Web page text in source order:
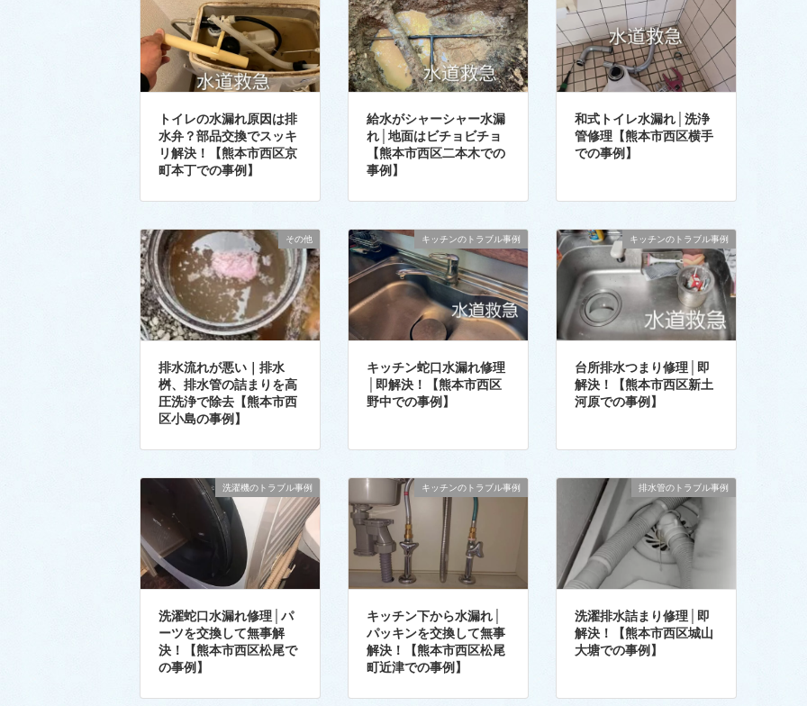
トイレの水漏れ原因は排
水弁？部品交換でスッキ
リ解決！【熊本市西区京
町本丁での事例】
給水がシャーシャー水漏
れ│地面はビチョビチョ
【熊本市西区二本木での
事例】
和式トイレ水漏れ│洗浄
管修理【熊本市西区横手
での事例】
その他
排水流れが悪い｜排水
桝、排水管の詰まりを高
圧洗浄で除去【熊本市西
区小島の事例】
キッチンのトラブル事例
キッチン蛇口水漏れ修理
│即解決！【熊本市西区
野中での事例】
キッチンのトラブル事例
台所排水つまり修理│即
解決！【熊本市西区新土
河原での事例】
洗濯機のトラブル事例
洗濯蛇口水漏れ修理│パ
ーツを交換して無事解
決！【熊本市西区松尾で
の事例】
キッチンのトラブル事例
キッチン下から水漏れ│
パッキンを交換して無事
解決！【熊本市西区松尾
町近津での事例】
排水管のトラブル事例
洗濯排水詰まり修理│即
解決！【熊本市西区城山
大塘での事例】